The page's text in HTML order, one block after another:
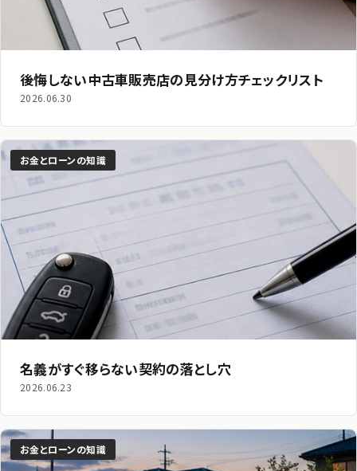
後悔しない中古車販売店の見分け方チェックリスト
2026.06.30
お金とローンの知識
名義がすぐ移らない契約の落とし穴
2026.06.23
お金とローンの知識